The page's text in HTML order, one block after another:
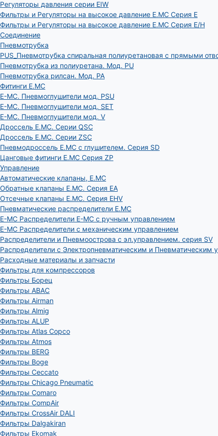
Регуляторы давления серии EIW
Фильтры и Регуляторы на высокое давление E.MC Серия E
Фильтры и Регуляторы на высокое давление E.MC Серия E/H
Соединение
Пневмотрубка
PUS_Пневмотрубка спиральная полиуретановая с прямыми
Пневмотрубка из полиуретана. Мод. РU
Пневмотрубка рилсан. Мод. PA
Фитинги E.MC
E-MC. Пневмоглушители мод. PSU
E-MC. Пневмоглушители мод. SET
E-MC. Пневмоглушители мод. V
Дроссель E.MC. Серии QSC
Дроссель E.MC. Серии ZSC
Пневмодроссель E.MC с глушителем. Серия SD
Цанговые фитинги E.MC Серия ZP
Управление
Автоматические клапаны, Е.МС
Обратные клапаны E.MC. Серия EA
Отсечные клапаны E.MC. Серия EHV
Пневматические распределители E.MC
E-MC Распределители E-MC с ручным управлением
E-MC Распределители с механическим управлением
Распределители и Пневмоострова с эл.управлением. серия SV
Распределители с Электропневматическим и Пневматическим
Расходные материалы и запчасти
Фильтры для компрессоров
Фильтры Борец
Фильтры ABAC
Фильтры Airman
Фильтры Almig
Фильтры ALUP
Фильтры Atlas Copco
Фильтры Atmos
Фильтры BERG
Фильтры Boge
Фильтры Ceccato
Фильтры Chicago Pneumatic
Фильтры Comaro
Фильтры CompAir
Фильтры CrossAir DALI
Фильтры Dalgakiran
Фильтры Ekomak